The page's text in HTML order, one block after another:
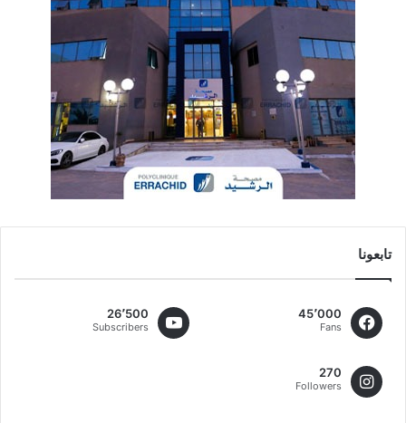
تابعونا
45٬000
Fans
26٬500
Subscribers
270
Followers